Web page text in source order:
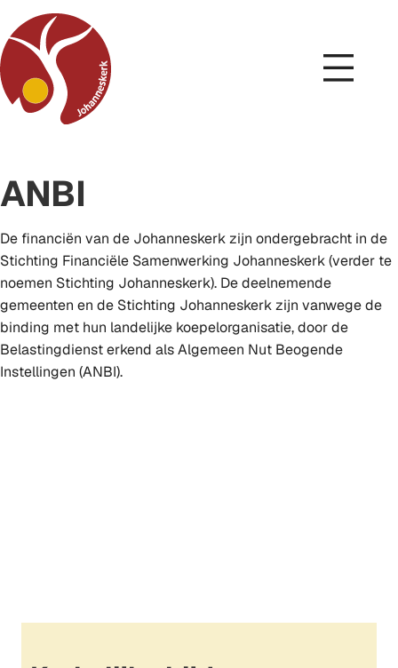
ANBI
De financiën van de Johanneskerk zijn ondergebracht in de
Stichting Financiële Samenwerking Johanneskerk (verder te
noemen Stichting Johanneskerk). De deelnemende
gemeenten en de Stichting Johanneskerk zijn vanwege de
binding met hun landelijke koepelorganisatie, door de
Belastingdienst erkend als Algemeen Nut Beogende
Instellingen (ANBI).